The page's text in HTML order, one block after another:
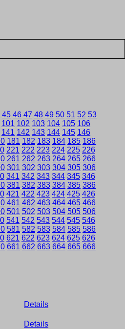
45 46 47 48 49 50 51 52 53
101 102 103 104 105 106
141 142 143 144 145 146
181 182 183 184 185 186
221 222 223 224 225 226
261 262 263 264 265 266
301 302 303 304 305 306
341 342 343 344 345 346
381 382 383 384 385 386
421 422 423 424 425 426
461 462 463 464 465 466
501 502 503 504 505 506
541 542 543 544 545 546
581 582 583 584 585 586
621 622 623 624 625 626
661 662 663 664 665 666
Details
Details